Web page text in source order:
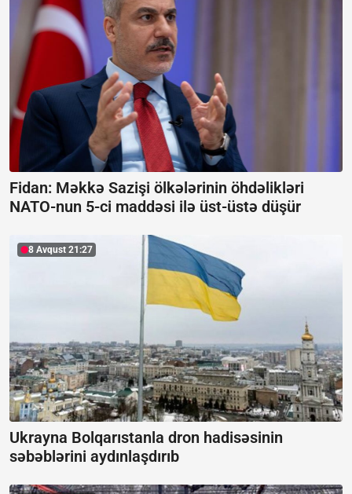
Fidan: Məkkə Sazişi ölkələrinin öhdəlikləri
NATO-nun 5-ci maddəsi ilə üst-üstə düşür
8 Avqust 21:27
Ukrayna Bolqarıstanla dron hadisəsinin
səbəblərini aydınlaşdırıb